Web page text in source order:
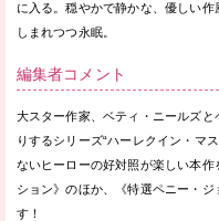
に入る。穏やかで静かな、優しい
しまれつつ永眠。
編集者コメント
大スター作家、ベティ・ニールズ
りするシリーズ“ハーレクイン・マ
ないヒーローの好対照が楽しい本
ション》のほか、《特選ペニー・
す！